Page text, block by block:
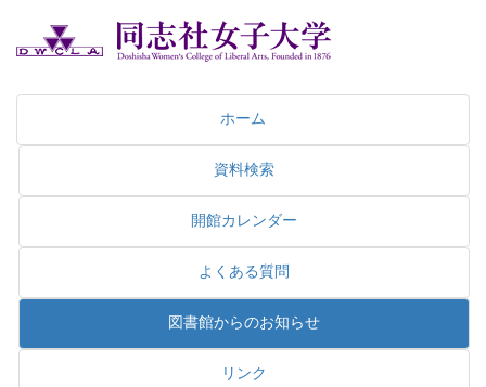
ホーム
資料検索
開館カレンダー
よくある質問
図書館からのお知らせ
リンク